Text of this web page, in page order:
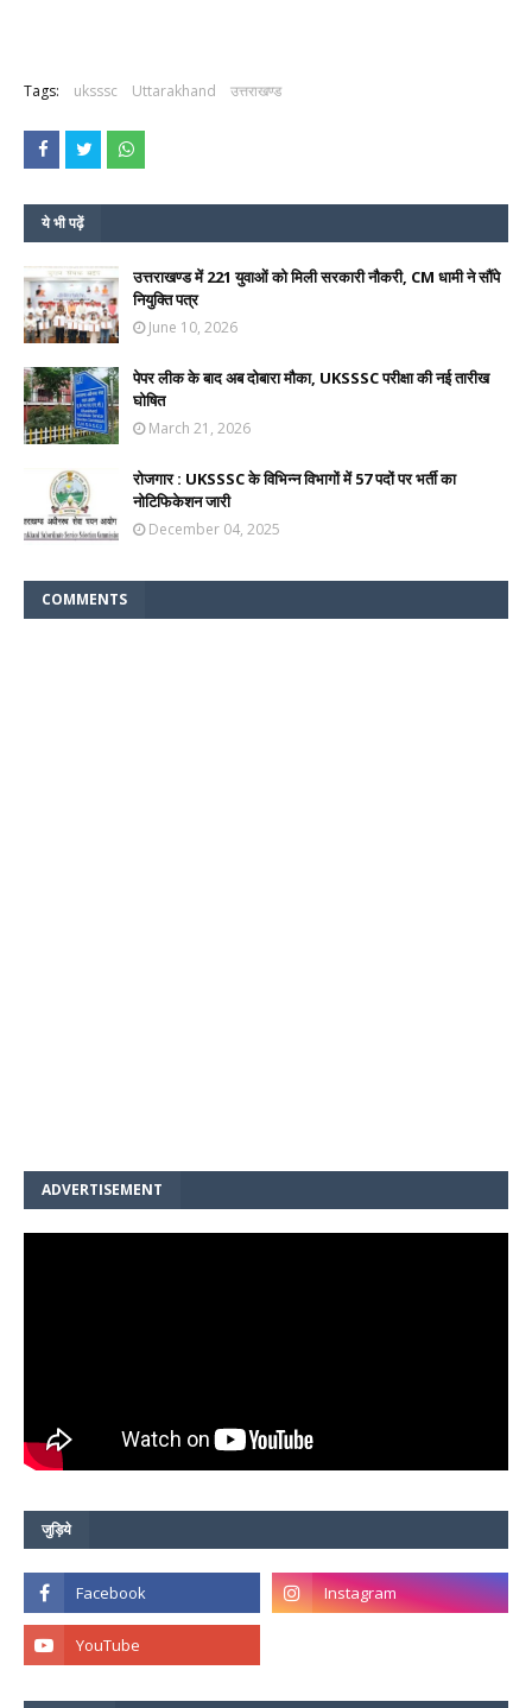
Tags: uksssc Uttarakhand उत्तराखण्ड
ये भी पढ़ें
उत्तराखण्ड में 221 युवाओं को मिली सरकारी नौकरी, CM धामी ने सौंपे
नियुक्ति पत्र
June 10, 2026
पेपर लीक के बाद अब दोबारा मौका, UKSSSC परीक्षा की नई तारीख
घोषित
March 21, 2026
रोजगार : UKSSSC के विभिन्न विभागों में 57 पदों पर भर्ती का
नोटिफिकेशन जारी
December 04, 2025
COMMENTS
ADVERTISEMENT
जुड़िये